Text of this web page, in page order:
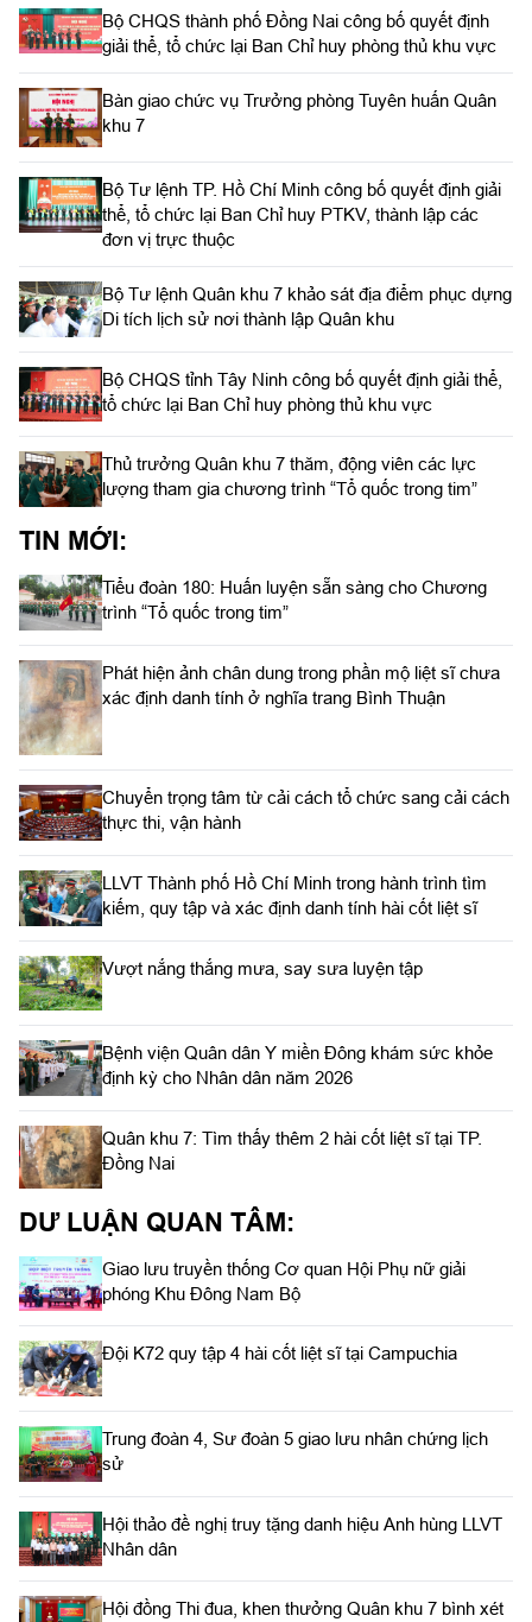
Bộ CHQS thành phố Đồng Nai công bố quyết định
giải thể, tổ chức lại Ban Chỉ huy phòng thủ khu vực
Bàn giao chức vụ Trưởng phòng Tuyên huấn Quân
khu 7
Bộ Tư lệnh TP. Hồ Chí Minh công bố quyết định giải
thể, tổ chức lại Ban Chỉ huy PTKV, thành lập các
đơn vị trực thuộc
Bộ Tư lệnh Quân khu 7 khảo sát địa điểm phục dựng
Di tích lịch sử nơi thành lập Quân khu
Bộ CHQS tỉnh Tây Ninh công bố quyết định giải thể,
tổ chức lại Ban Chỉ huy phòng thủ khu vực
Thủ trưởng Quân khu 7 thăm, động viên các lực
lượng tham gia chương trình “Tổ quốc trong tim”
TIN MỚI:
Tiểu đoàn 180: Huấn luyện sẵn sàng cho Chương
trình “Tổ quốc trong tim”
Phát hiện ảnh chân dung trong phần mộ liệt sĩ chưa
xác định danh tính ở nghĩa trang Bình Thuận
Chuyển trọng tâm từ cải cách tổ chức sang cải cách
thực thi, vận hành
LLVT Thành phố Hồ Chí Minh trong hành trình tìm
kiếm, quy tập và xác định danh tính hài cốt liệt sĩ
Vượt nắng thắng mưa, say sưa luyện tập
Bệnh viện Quân dân Y miền Đông khám sức khỏe
định kỳ cho Nhân dân năm 2026
Quân khu 7: Tìm thấy thêm 2 hài cốt liệt sĩ tại TP.
Đồng Nai
DƯ LUẬN QUAN TÂM:
Giao lưu truyền thống Cơ quan Hội Phụ nữ giải
phóng Khu Đông Nam Bộ
Đội K72 quy tập 4 hài cốt liệt sĩ tại Campuchia
Trung đoàn 4, Sư đoàn 5 giao lưu nhân chứng lịch
sử
Hội thảo đề nghị truy tặng danh hiệu Anh hùng LLVT
Nhân dân
Hội đồng Thi đua, khen thưởng Quân khu 7 bình xét